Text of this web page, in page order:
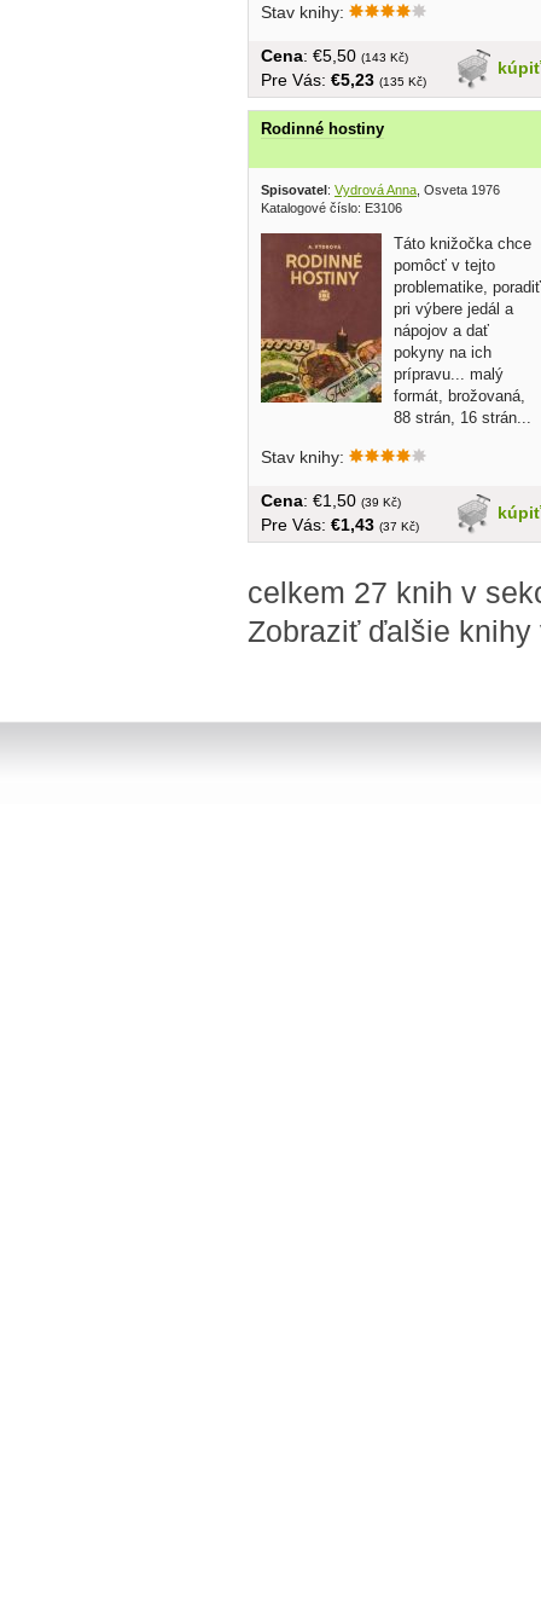
Stav knihy:
kúpiť
Cena: €5,50 (143 Kč)
Pre Vás: €5,23 (135 Kč)
Rodinné hostiny
Spisovatel : Vydrová Anna , Osveta 1976
Katalogové číslo: E3106
Táto knižočka chce
pomôcť v tejto
problematike, poradiť
pri výbere jedál a
nápojov a dať
pokyny na ich
prípravu... malý
formát, brožovaná,
88 strán, 16 strán...
Stav knihy:
kúpiť
Cena: €1,50 (39 Kč)
Pre Vás: €1,43 (37 Kč)
celkem 27 knih v
Zobraziť ďalšie